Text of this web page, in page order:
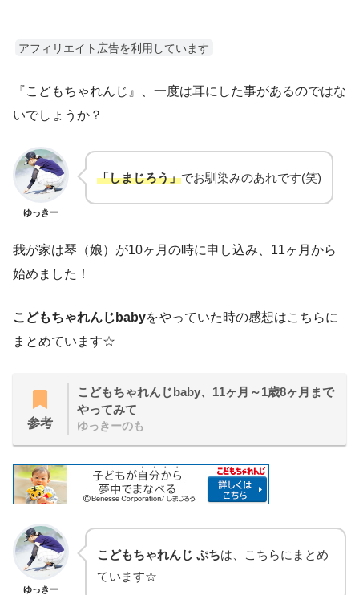
アフィリエイト広告を利用しています
『こどもちゃれんじ』、一度は耳にした事があるのではな
いでしょうか？
ゆっきー
「しまじろう」でお馴染みのあれです(笑)
我が家は琴（娘）が10ヶ月の時に申し込み、11ヶ月から
始めました！
こどもちゃれんじbabyをやっていた時の感想はこちらに
まとめています☆
参考
こどもちゃれんじbaby、11ヶ月～1歳8ヶ月まで
やってみて
ゆっきーのも
ゆっきー
こどもちゃれんじ ぷちは、こちらにまとめ
ています☆